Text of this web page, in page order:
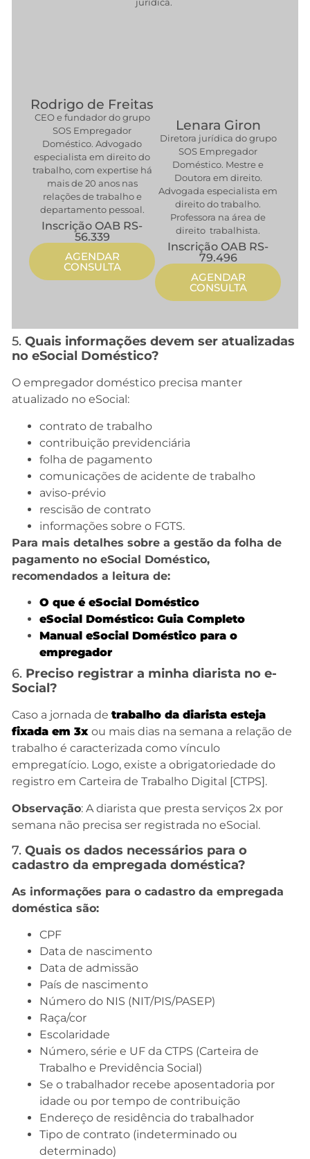
Rodrigo de Freitas
CEO e fundador do grupo
SOS Empregador
Doméstico. Advogado
especialista em direito do
trabalho, com expertise há
mais de 20 anos nas
relações de trabalho e
departamento pessoal.
Inscrição OAB RS-
56.339
AGENDAR
CONSULTA
Lenara Giron
Diretora jurídica do grupo
SOS Empregador
Doméstico. Mestre e
Doutora em direito.
Advogada especialista em
direito do trabalho.
Professora na área de
direito trabalhista.
Inscrição OAB RS-
79.496
AGENDAR
CONSULTA
5. Quais informações devem ser atualizadas
no eSocial Doméstico?
O empregador doméstico precisa manter
atualizado no eSocial:
contrato de trabalho
contribuição previdenciária
folha de pagamento
comunicações de acidente de trabalho
aviso-prévio
rescisão de contrato
informações sobre o FGTS.
Para mais detalhes sobre a gestão da folha de
pagamento no eSocial Doméstico,
recomendados a leitura de:
O que é eSocial Doméstico
eSocial Doméstico: Guia Completo
Manual eSocial Doméstico para o
empregador
6. Preciso registrar a minha diarista no e-
Social?
Caso a jornada de trabalho da diarista esteja
fixada em 3x ou mais dias na semana a relação de
trabalho é caracterizada como vínculo
empregatício. Logo, existe a obrigatoriedade do
registro em Carteira de Trabalho Digital [CTPS].
Observação: A diarista que presta serviços 2x por
semana não precisa ser registrada no eSocial.
7. Quais os dados necessários para o
cadastro da empregada doméstica?
As informações para o cadastro da empregada
doméstica são:
CPF
Data de nascimento
Data de admissão
País de nascimento
Número do NIS (NIT/PIS/PASEP)
Raça/cor
Escolaridade
Número, série e UF da CTPS (Carteira de
Trabalho e Previdência Social)
Se o trabalhador recebe aposentadoria por
idade ou por tempo de contribuição
Endereço de residência do trabalhador
Tipo de contrato (indeterminado ou
determinado)